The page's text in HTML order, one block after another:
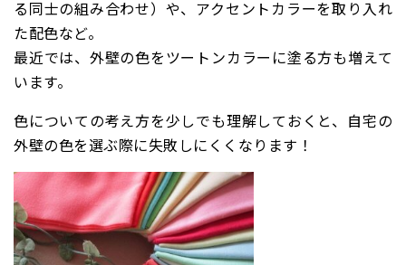
る同士の組み合わせ）や、アクセントカラーを取り入れ
た配色など。
最近では、外壁の色をツートンカラーに塗る方も増えて
います。
色についての考え方を少しでも理解しておくと、自宅の
外壁の色を選ぶ際に失敗しにくくなります！